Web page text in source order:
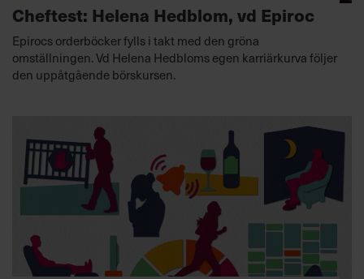
Cheftest: Helena Hedblom, vd Epiroc
Epirocs orderböcker fylls i takt med den gröna
omställningen. Vd Helena Hedbloms egen karriärkurva följer
den uppåtgående börskursen.